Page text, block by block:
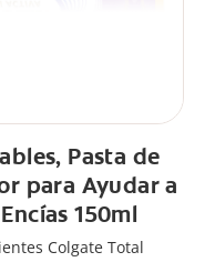
Pasta de
para Ayudar a
150ml
Colgate Total